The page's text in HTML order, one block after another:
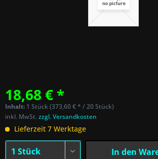
18,68 € *
Inhalt: 1 Stück (373,60 € * / 20 Stück)
inkl. MwSt.zzgl. Versandkosten
Lieferzeit 7 Werktage
In den